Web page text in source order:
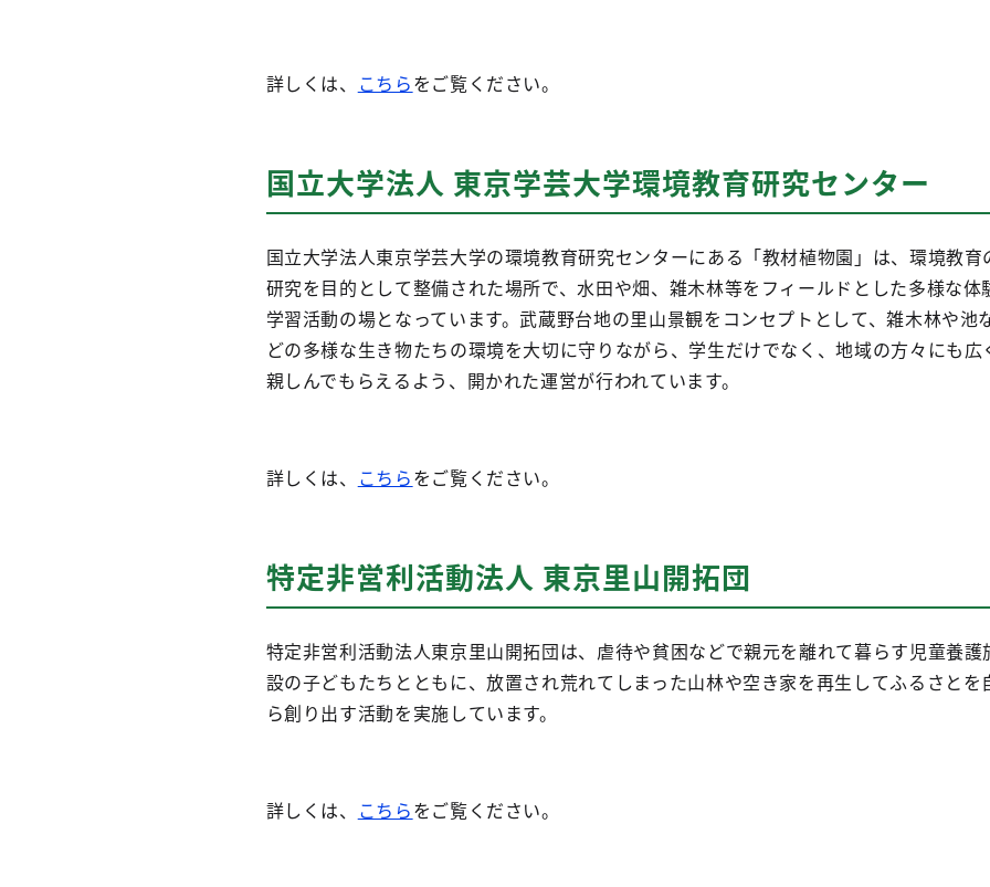
詳しくは、 こちらをご覧ください。
国立大学法人 東京学芸大学環境教育研究センター
国立大学法人東京学芸大学の環境教育研究センターにある「教材植物園」は、環境教育
研究を目的として整備された場所で、水田や畑、雑木林等をフィールドとした多様な体
学習活動の場となっています。武蔵野台地の里山景観をコンセプトとして、雑木林や池
どの多様な生き物たちの環境を大切に守りながら、学生だけでなく、地域の方々にも広
親しんでもらえるよう、開かれた運営が行われています。
詳しくは、 こちらをご覧ください。
特定非営利活動法人 東京里山開拓団
特定非営利活動法人東京里山開拓団は、虐待や貧困などで親元を離れて暮らす児童養護
設の子どもたちとともに、放置され荒れてしまった山林や空き家を再生してふるさとを
ら創り出す活動を実施しています。
詳しくは、 こちらをご覧ください。